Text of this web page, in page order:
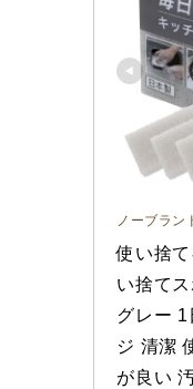
ノーブラン
使い捨
い捨て
グレー
ジ 清潔
が良い